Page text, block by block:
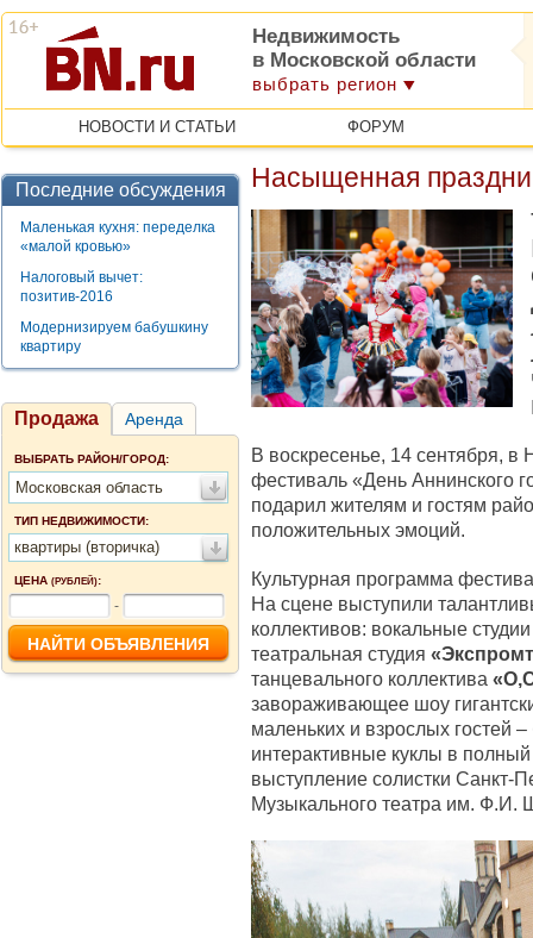
Недвижимость
в Московской области
выбрать регион
НОВОСТИ И СТАТЬИ ФОРУМ
Последние обсуждения
Маленькая кухня: переделка
«малой кровью»
Налоговый вычет:
позитив-2016
Модернизируем бабушкину
квартиру
Продажа Аренда
ВЫБРАТЬ РАЙОН/ГОРОД:
Московская область
ТИП НЕДВИЖИМОСТИ:
квартиры (вторичка)
ЦЕНА (РУБЛЕЙ):
-
Насыщенная
В воскресенье, 14 сентября,
фестиваль «День Аннинского
подарил жителям и гостям
положительных эмоций.
Культурная программа
На сцене выступили
коллективов: вокальные
театральная студия
танцевального коллектива
завораживающее шоу
маленьких и взрослых гостей
интерактивные куклы в
выступление солистки Санкт-
Музыкального театра им. Ф.И.